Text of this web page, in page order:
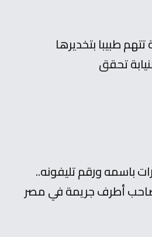
طبيبا بتخديرها
تحقق
باسمه ورقم تليفونه..
أطرف جريمة في مصر